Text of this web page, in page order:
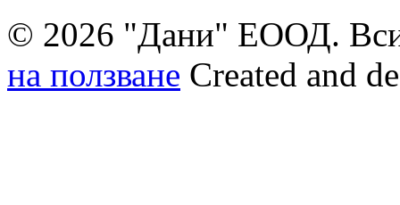
© 2026 "Дани" ЕООД.
на ползване Created and